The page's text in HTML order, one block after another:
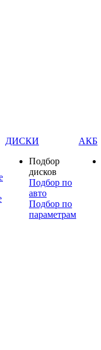
ДИСКИ
Подбор
дисков
Подбор по
авто
Подбор по
параметрам
АКБ